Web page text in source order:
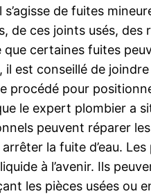
de fuites
ces joints usés,
certaines fuites
il est conseillé de
procédé pour
le expert plombier a
peuvent réparer
la fuite d’eau.
à l’avenir. Ils
les pièces usées ou